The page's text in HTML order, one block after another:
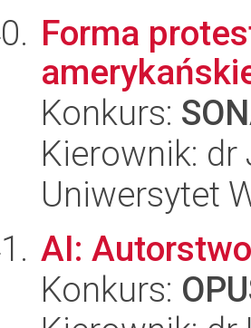
Forma
Konkurs:
Kierownik:
Uniwersytet
AI:
Konkurs: